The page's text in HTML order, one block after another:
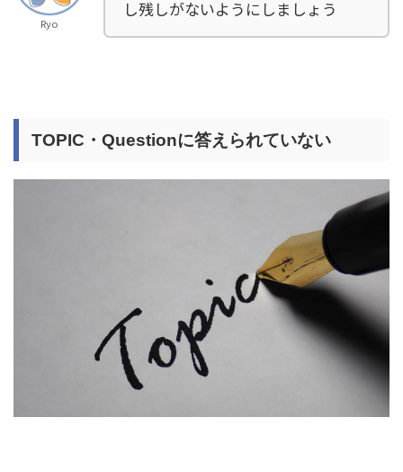
Ryo
し残しがないようにしましょう
TOPIC・Questionに答えられていない